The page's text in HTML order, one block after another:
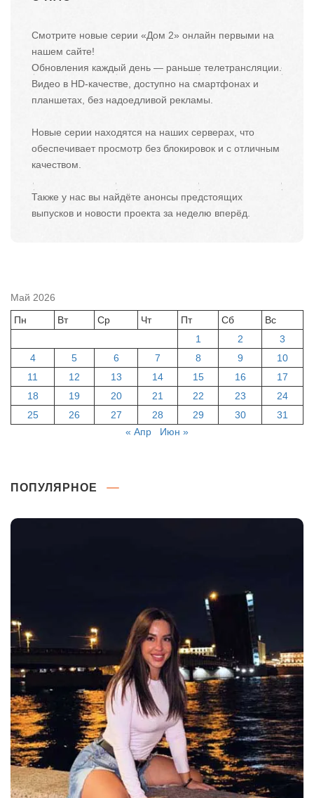
Смотрите новые серии «Дом 2» онлайн первыми на
нашем сайте!
Обновления каждый день — раньше телетрансляции.
Видео в HD-качестве, доступно на смартфонах и
планшетах, без надоедливой рекламы.
Новые серии находятся на наших серверах, что
обеспечивает просмотр без блокировок и с отличным
качеством.
Также у нас вы найдёте анонсы предстоящих
выпусков и новости проекта за неделю вперёд.
Май 2026
Пн
Вт Ср Чт Пт Сб
Вс
1
2
3
4
5 6 7 8 9
10
11
12 13 14 15 16
17
18
19 20 21 22 23
24
25
26 27 28 29 30
31
« Апр
Июн »
ПОПУЛЯРНОЕ